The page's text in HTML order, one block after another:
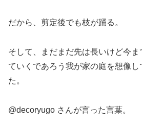
だから、剪定後でも枝が踊る。
そして、まだまだ先は長いけど今
ていくであろう我が家の庭を想像
た。
@decoryugo さんが言った言葉。